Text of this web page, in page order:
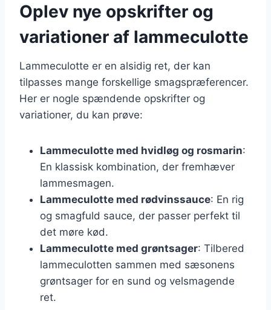
Oplev nye opskrifter og
variationer af lammeculotte
Lammeculotte er en alsidig ret, der kan
tilpasses mange forskellige smagspræferencer.
Her er nogle spændende opskrifter og
variationer, du kan prøve:
Lammeculotte med hvidløg og rosmarin:
En klassisk kombination, der fremhæver
lammesmagen.
Lammeculotte med rødvinssauce: En rig
og smagfuld sauce, der passer perfekt til
det møre kød.
Lammeculotte med grøntsager: Tilbered
lammeculotten sammen med sæsonens
grøntsager for en sund og velsmagende
ret.